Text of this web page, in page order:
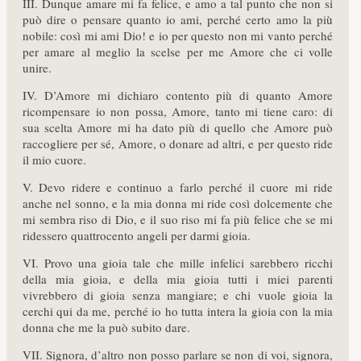
III. Dunque amare mi fa felice, e amo a tal punto che non si
può dire o pensare quanto io ami, perché certo amo la più
nobile: così mi ami Dio! e io per questo non mi vanto perché
per amare al meglio la scelse per me Amore che ci volle
unire.
IV. D’Amore mi dichiaro contento più di quanto Amore
ricompensare io non possa, Amore, tanto mi tiene caro: di
sua scelta Amore mi ha dato più di quello che Amore può
raccogliere per sé, Amore, o donare ad altri, e per questo ride
il mio cuore.
V. Devo ridere e continuo a farlo perché il cuore mi ride
anche nel sonno, e la mia donna mi ride così dolcemente che
mi sembra riso di Dio, e il suo riso mi fa più felice che se mi
ridessero quattrocento angeli per darmi gioia.
VI. Provo una gioia tale che mille infelici sarebbero ricchi
della mia gioia, e della mia gioia tutti i miei parenti
vivrebbero di gioia senza mangiare; e chi vuole gioia la
cerchi qui da me, perché io ho tutta intera la gioia con la mia
donna che me la può subito dare.
VII. Signora, d’altro non posso parlare se non di voi, signora,